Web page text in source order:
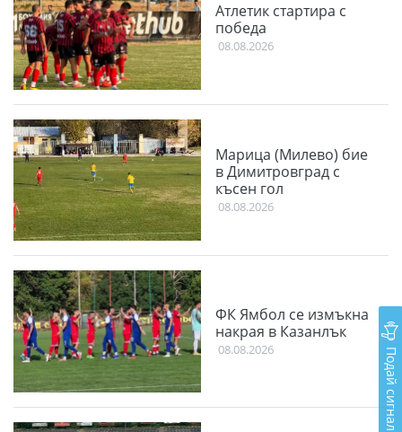
Атлетик стартира с
победа
08.08.2026
Марица (Милево) бие
в Димитровград с
късен гол
08.08.2026
ФК Ямбол се измъкна
накрая в Казанлък
08.08.2026 Подай сигнал